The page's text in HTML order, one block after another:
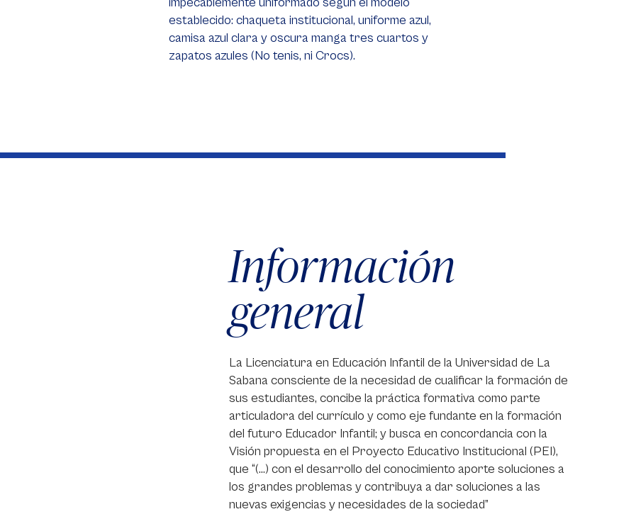
establecido: chaqueta institucional, uniforme azul,
camisa azul clara y oscura manga tres cuartos y
zapatos azules (No tenis, ni Crocs).
Información
general
La Licenciatura en Educación Infantil de la Universidad de La
Sabana consciente de la necesidad de cualificar la formación de
sus estudiantes, concibe la práctica formativa como parte
articuladora del currículo y como eje fundante en la formación
del futuro Educador Infantil; y busca en concordancia con la
Visión propuesta en el Proyecto Educativo Institucional (PEI),
que “(…) con el desarrollo del conocimiento aporte soluciones a
los grandes problemas y contribuya a dar soluciones a las
nuevas exigencias y necesidades de la sociedad”